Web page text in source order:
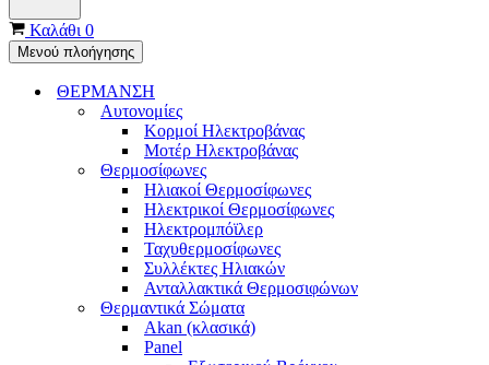
Καλάθι 0
Μενού πλοήγησης
ΘΕΡΜΑΝΣΗ
Αυτονομίες
Κορμοί Ηλεκτροβάνας
Μοτέρ Ηλεκτροβάνας
Θερμοσίφωνες
Ηλιακοί Θερμοσίφωνες
Ηλεκτρικοί Θερμοσίφωνες
Ηλεκτρομπόϊλερ
Ταχυθερμοσίφωνες
Συλλέκτες Ηλιακών
Ανταλλακτικά Θερμοσιφώνων
Θερμαντικά Σώματα
Akan (κλασικά)
Panel